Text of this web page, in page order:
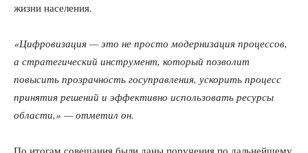
жизни населения.
«Цифровизация — это не просто модернизация процессов,
а стратегический инструмент, который позволит
повысить прозрачность госуправления, ускорить процесс
принятия решений и эффективно использовать ресурсы
области,» — отметил он.
По итогам совещания были даны поручения по дальнейшему